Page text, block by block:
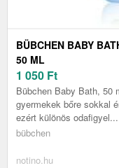
BÜBCHEN BABY
50 ML
1 050 Ft
Bübchen Baby Bath, 50
gyermekek bőre sokkal
ezért különös odafigyel...
bübchen
notino.hu